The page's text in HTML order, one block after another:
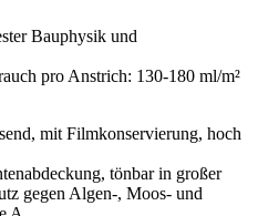
Bauphysik und
pro Anstrich: 130-180 ml/m²
mit Filmkonservierung, hoch
tönbar in großer
gegen Algen-, Moos- und